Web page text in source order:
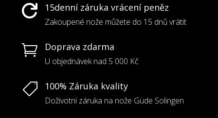
 15denní záruka vrácení peněz
Zakoupené nože můžete do 15 dnů vrátit
 Doprava zdarma
U objednávek nad 5 000 Kč
 100% Záruka kvality
Doživotní záruka na nože Güde Solingen